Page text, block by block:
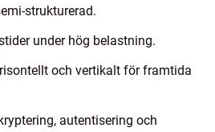
strukturerad.
under hög belastning.
och vertikalt för framtida
autentisering och